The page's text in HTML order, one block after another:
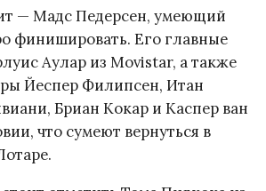
— Мадс Педерсен, умеющий
финишировать. Его главные
Аулар из Movistar, а также
Йеспер Филипсен, Итан
Бриан Кокар и Каспер ван
что сумеют вернуться в